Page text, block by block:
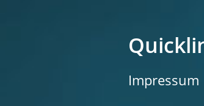
Impressum